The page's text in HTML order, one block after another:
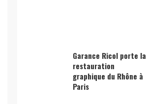
Garance Ricol porte la
restauration
graphique du Rhône à
Paris